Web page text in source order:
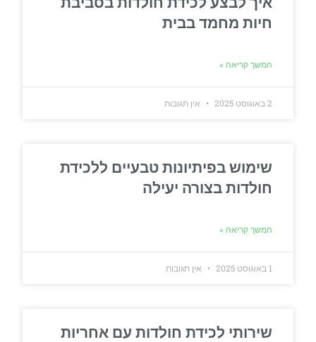
חיות מחמד בבית
המשך קריאה »
2 באוגוסט 2025 אין תגובות
שימוש בפיתיונות טבעיים ללכידת
חולדות בצורה יעילה
המשך קריאה »
1 באוגוסט 2025 אין תגובות
שירותי לכידת חולדות עם אחריות